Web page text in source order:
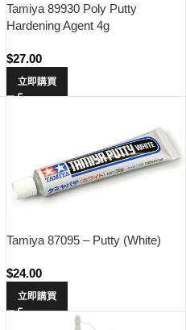
Tamiya 89930 Poly Putty
Hardening Agent 4g
$27.00
立即購買
Tamiya 87095 – Putty (White)
$24.00
立即購買